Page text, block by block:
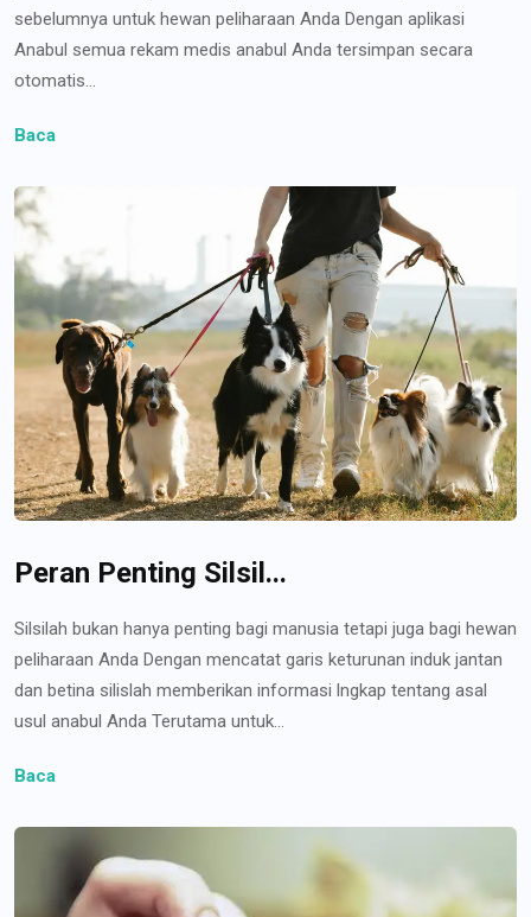
sebelumnya untuk hewan peliharaan Anda Dengan aplikasi
Anabul semua rekam medis anabul Anda tersimpan secara
otomatis...
Baca
Peran Penting Silsil...
Silsilah bukan hanya penting bagi manusia tetapi juga bagi hewan
peliharaan Anda Dengan mencatat garis keturunan induk jantan
dan betina silislah memberikan informasi lngkap tentang asal
usul anabul Anda Terutama untuk...
Baca